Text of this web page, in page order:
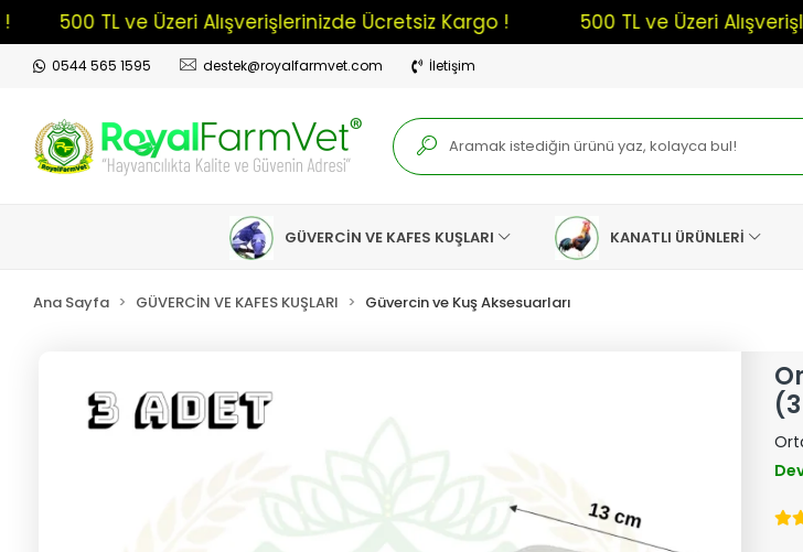
500 TL ve Üzeri Alışverişlerinizde Ücretsiz Kargo ! 500 TL ve Üzeri
0544 565 1595 destek@royalfarmvet.com İletişim
GÜVERCİN VE KAFES KUŞLARI KANATLI ÜRÜNLERİ
Ana Sayfa GÜVERCİN VE KAFES KUŞLARI Güvercin ve Kuş Aksesuarları